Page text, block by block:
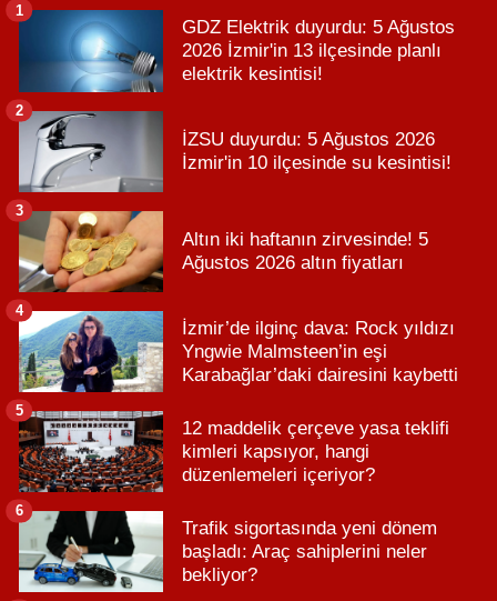
GDZ Elektrik duyurdu: 5 Ağustos
2026 İzmir'in 13 ilçesinde planlı
elektrik kesintisi!
1
İZSU duyurdu: 5 Ağustos 2026
İzmir'in 10 ilçesinde su kesintisi!
2
Altın iki haftanın zirvesinde! 5
Ağustos 2026 altın fiyatları
3
İzmir’de ilginç dava: Rock yıldızı
Yngwie Malmsteen’in eşi
Karabağlar’daki dairesini kaybetti
4
12 maddelik çerçeve yasa teklifi
kimleri kapsıyor, hangi
düzenlemeleri içeriyor?
5
Trafik sigortasında yeni dönem
başladı: Araç sahiplerini neler
bekliyor?
6